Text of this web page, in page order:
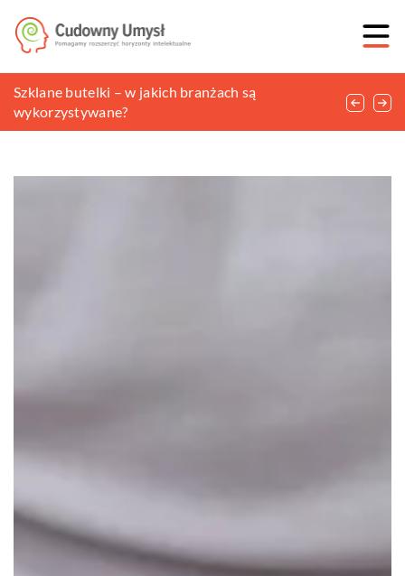
Eleganckie sukienki dla dziewczynek – jak wybrać
tę idealną?
Szklane butelki – w jakich branżach są
wykorzystywane?
Czym najlepiej ciąć blachę?